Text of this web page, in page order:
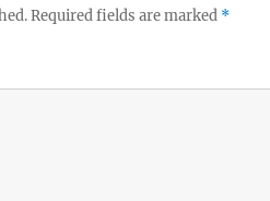
Required fields are marked *